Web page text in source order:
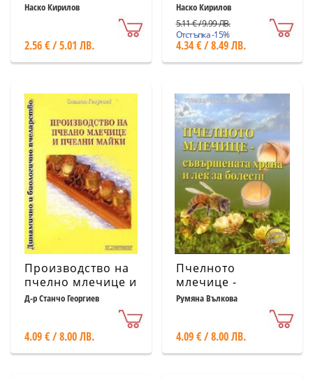
Профилактика и
мерки за борба
Наско Кирилов
2.56 € / 5.01 ЛВ.
Здравословен
пчеларски
наръчник
Наско Кирилов
5.11 € / 9.99 ЛВ.
Отстъпка -15%
4.34 € / 8.49 ЛВ.
Производство на
пчелно млечице и
пчелни майки
Д-р Станчо Георгиев
4.09 € / 8.00 ЛВ.
Пчелното
млечице -
съвършената
Румяна Вълкова
4.09 € / 8.00 ЛВ.